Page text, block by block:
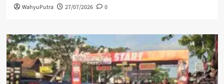
WahyuPutra 27/07/2026 0